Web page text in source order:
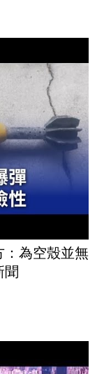
：為空殼並無
聞